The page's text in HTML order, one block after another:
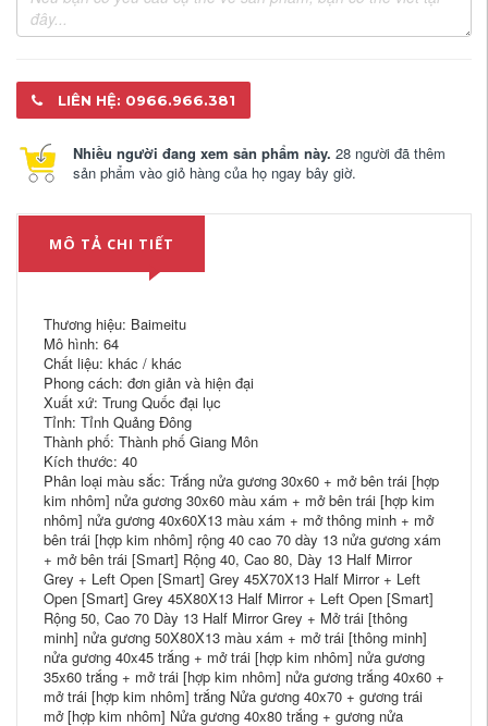
LIÊN HỆ: 0966.966.381
Nhiều người đang xem sản phẩm này. 28 người đã thêm
sản phẩm vào giỏ hàng của họ ngay bây giờ.
MÔ TẢ CHI TIẾT
Thương hiệu: Baimeitu
Mô hình: 64
Chất liệu: khác / khác
Phong cách: đơn giản và hiện đại
Xuất xứ: Trung Quốc đại lục
Tỉnh: Tỉnh Quảng Đông
Thành phố: Thành phố Giang Môn
Kích thước: 40
Phân loại màu sắc: Trắng nửa gương 30x60 + mở bên trái [hợp
kim nhôm] nửa gương 30x60 màu xám + mở bên trái [hợp kim
nhôm] nửa gương 40x60X13 màu xám + mở thông minh + mở
bên trái [hợp kim nhôm] rộng 40 cao 70 dày 13 nửa gương xám
+ mở bên trái [Smart] Rộng 40, Cao 80, Dày 13 Half Mirror
Grey + Left Open [Smart] Grey 45X70X13 Half Mirror + Left
Open [Smart] Grey 45X80X13 Half Mirror + Left Open [Smart]
Rộng 50, Cao 70 Dày 13 Half Mirror Grey + Mở trái [thông
minh] nửa gương 50X80X13 màu xám + mở trái [thông minh]
nửa gương 40x45 trắng + mở trái [hợp kim nhôm] nửa gương
35x60 trắng + mở trái [hợp kim nhôm] nửa gương trắng 40x60 +
mở trái [hợp kim nhôm] trắng Nửa gương 40x70 + gương trái
mở [hợp kim nhôm] Nửa gương 40x80 trắng + gương nửa